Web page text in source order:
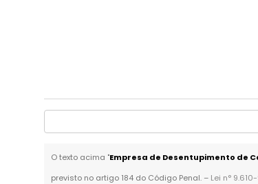
O texto acima "Empresa de Desentupimento de
previsto no artigo 184 do Código Penal. – Lei n°